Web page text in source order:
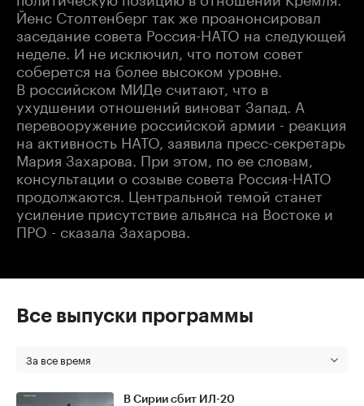
Йенс Столтенберг так же проанонсировал
заседание совета Россия-НАТО на следующей
неделе. И не исключил, что потом совет
соберется на более высоком уровне.
В российском МИДе считают, что в
ухудшении отношений виноват Запад. А
перевооружение российской армии - реакция
на активность НАТО, заявила пресс-секретарь
Мария Захарова. При этом, по ее словам,
консультации о созыве совета Россия-НАТО
продолжаются. Центральной темой станет
усиление присутствие альянса на Востоке и
ПРО - сказала Захарова.
Все выпуски программы
За все время
В Сирии сбит ИЛ-20